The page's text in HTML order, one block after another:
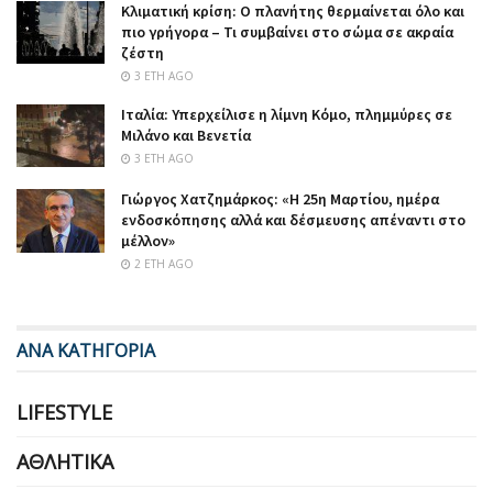
Κλιματική κρίση: Ο πλανήτης θερμαίνεται όλο και
πιο γρήγορα – Τι συμβαίνει στο σώμα σε ακραία
ζέστη
3 ΈΤΗ AGO
Ιταλία: Υπερχείλισε η λίμνη Κόμο, πλημμύρες σε
Μιλάνο και Βενετία
3 ΈΤΗ AGO
Γιώργος Χατζημάρκος: «Η 25η Μαρτίου, ημέρα
ενδοσκόπησης αλλά και δέσμευσης απέναντι στο
μέλλον»
2 ΈΤΗ AGO
ΑΝΑ ΚΑΤΗΓΟΡΙΑ
LIFESTYLE
ΑΘΛΗΤΙΚΆ